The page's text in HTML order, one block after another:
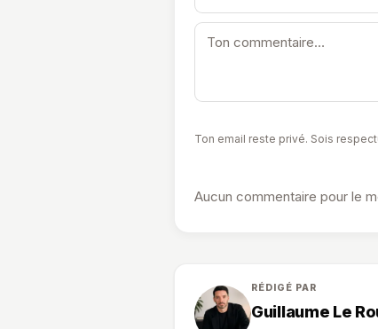
Ton email reste privé. Sois
Aucun commentaire pour le
RÉDIGÉ PAR
Guillaume Le